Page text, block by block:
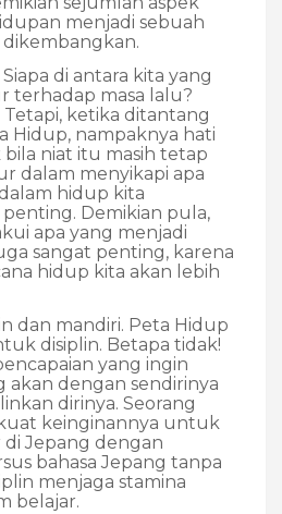
menjadi sebuah
di antara kita yang
terhadap masa lalu?
Tetapi, ketika ditantang
Hidup, nampaknya hati
niat itu masih tetap
dalam menyikapi apa
hidup kita
Demikian pula,
apa yang menjadi
sangat penting, karena
hidup kita akan lebih
dan mandiri. Peta Hidup
disiplin. Betapa tidak!
yang ingin
akan dengan sendirinya
dirinya. Seorang
keinginannya untuk
Jepang dengan
bahasa Jepang tanpa
menjaga stamina
belajar.